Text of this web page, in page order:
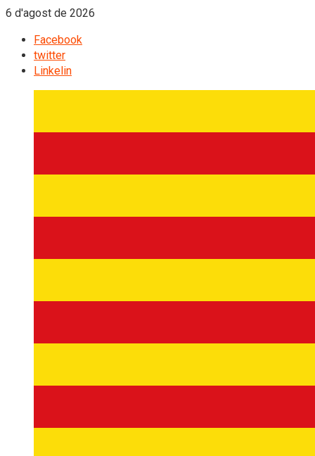
6 d'agost de 2026
Facebook
twitter
Linkelin